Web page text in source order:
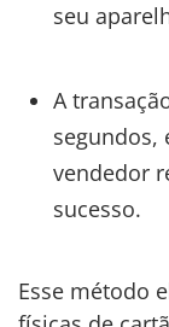
seu
A
segundos,
vendedor
sucesso.
Esse método